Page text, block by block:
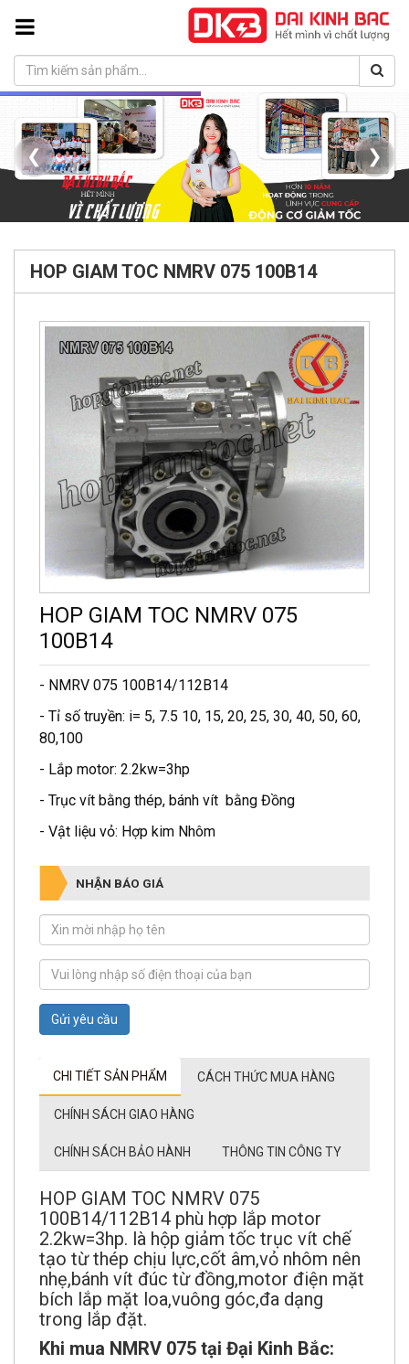
❮ ❯
HOP GIAM TOC NMRV 075 100B14
HOP GIAM TOC NMRV 075
100B14
- NMRV 075 100B14/112B14
- Tỉ số truyền: i= 5, 7.5 10, 15, 20, 25, 30, 40, 50, 60,
80,100
- Lắp motor: 2.2kw=3hp
- Trục vít bằng thép, bánh vít bằng Đồng
- Vật liệu vỏ: Hợp kim Nhôm
NHẬN BÁO GIÁ
Gửi yêu cầu
CHI TIẾT SẢN PHẨM CÁCH THỨC MUA HÀNG
CHÍNH SÁCH GIAO HÀNG
CHÍNH SÁCH BẢO HÀNH THÔNG TIN CÔNG TY
HOP GIAM TOC NMRV 075
100B14/112B14 phù hợp lắp motor
2.2kw=3hp. là hộp giảm tốc trục vít chế
tạo từ thép chịu lực,cốt âm,vỏ nhôm nên
nhẹ,bánh vít đúc từ đồng,motor điện mặt
bích lắp mặt loa,vuông góc,đa dạng
trong lắp đặt.
Khi mua NMRV 075 tại Đại Kinh Bắc: